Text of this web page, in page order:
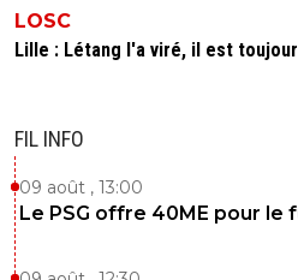
LOSC
Lille : Létang l'a viré, il est
FIL INFO
09 août , 13:00
Le PSG offre 40ME pour le